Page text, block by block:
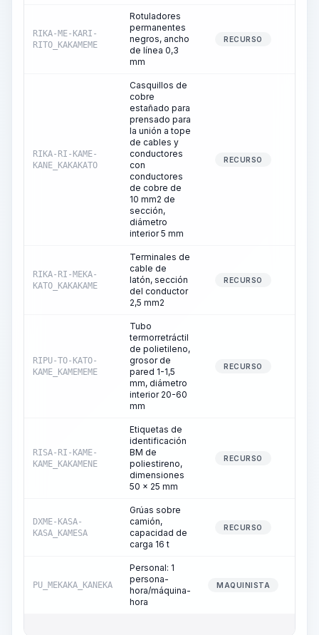
RIKA-ME-KARI-
RITO_KAKAMEME
Rotuladores
permanentes
negros, ancho
de línea 0,3
mm
RECURSO
RIKA-RI-KAME-
KANE_KAKAKATO
Casquillos de
cobre
estañado para
prensado para
la unión a tope
de cables y
conductores
con
conductores
de cobre de
10 mm2 de
sección,
diámetro
interior 5 mm
RECURSO
RIKA-RI-MEKA-
KATO_KAKAKAME
Terminales de
cable de
latón, sección
del conductor
2,5 mm2
RECURSO
RIPU-TO-KATO-
KAME_KAMEMEME
Tubo
termorretráctil
de polietileno,
grosor de
pared 1-1,5
mm, diámetro
interior 20-60
mm
RECURSO
RISA-RI-KAME-
KAME_KAKAMENE
Etiquetas de
identificación
BM de
poliestireno,
dimensiones
50 x 25 mm
RECURSO
DXME-KASA-
KASA_KAMESA
Grúas sobre
camión,
capacidad de
carga 16 t
RECURSO
PU_MEKAKA_KANEKA
Personal: 1
persona-
hora/máquina-
hora
MAQUINISTA